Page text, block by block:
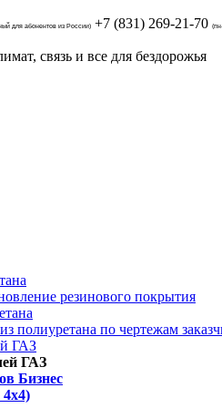
для абонентов из России) +7 (831) 269-21-70
связь и все для бездорожья
резинового покрытия
полиуретана по чертежам
ГАЗ
ГАЗ
Бизнес